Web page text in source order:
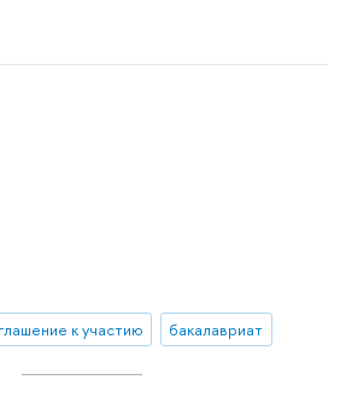
к участию бакалавриат